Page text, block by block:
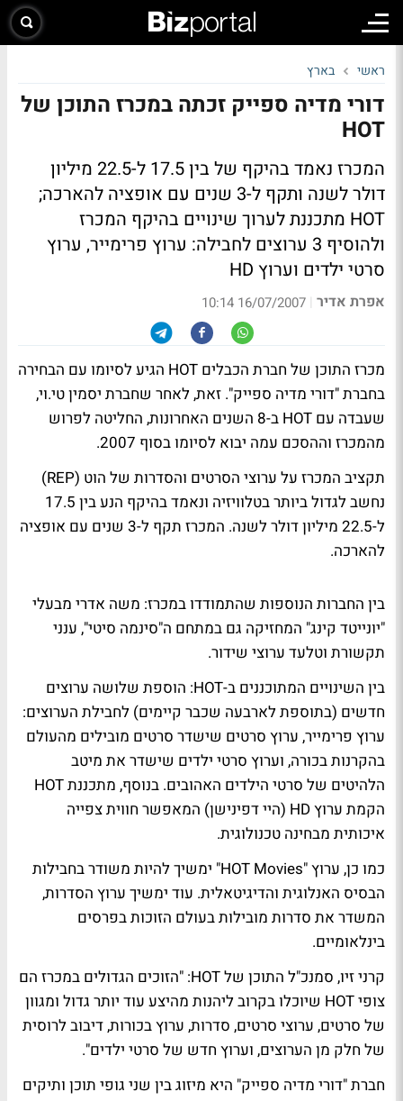
ראשי בארץ
דורי מדיה ספייק זכתה במכרז התוכן של
HOT
המכרז נאמד בהיקף של בין 17.5 ל-22.5 מיליון
דולר לשנה ותקף ל-3 שנים עם אופציה להארכה;
HOT מתכננת לערוך שינויים בהיקף המכרז
ולהוסיף 3 ערוצים לחבילה: ערוץ פרימייר, ערוץ
סרטי ילדים וערוץ HD
אפרת אדיר |
16/07/2007 10:14
מכרז התוכן של חברת הכבלים HOT הגיע לסיומו עם הבחירה
בחברת "דורי מדיה ספייק". זאת, לאחר שחברת יסמין טי.וי,
שעבדה עם HOT ב-8 השנים האחרונות, החליטה לפרוש
מהמכרז וההסכם עמה יבוא לסיומו בסוף 2007.
תקציב המכרז על ערוצי הסרטים והסדרות של הוט (REP)
נחשב לגדול ביותר בטלוויזיה ונאמד בהיקף הנע בין 17.5
ל-22.5 מיליון דולר לשנה. המכרז תקף ל-3 שנים עם אופציה
להארכה.
בין החברות הנוספות שהתמודדו במכרז: משה אדרי מבעלי
"יונייטד קינג" המחזיקה גם במתחם ה"סינמה סיטי", ענני
תקשורת וטלעד ערוצי שידור.
בין השינויים המתוכננים ב-HOT: הוספת שלושה ערוצים
חדשים (בתוספת לארבעה שכבר קיימים) לחבילת הערוצים:
ערוץ פרימייר, ערוץ סרטים שישדר סרטים מובילים מהעולם
בהקרנות בכורה, וערוץ סרטי ילדים שישדר את מיטב
הלהיטים של סרטי הילדים האהובים. בנוסף, מתכננת HOT
הקמת ערוץ HD (היי דפינישן) המאפשר חווית צפייה
איכותית מבחינה טכנולוגית.
כמו כן, ערוץ "HOT Movies" ימשיך להיות משודר בחבילות
הבסיס האנלוגית והדיגיטאלית. עוד ימשיך ערוץ הסדרות,
המשדר את סדרות מובילות בעולם הזוכות בפרסים
בינלאומיים.
קרני זיו, סמנכ"ל התוכן של HOT: "הזוכים הגדולים במכרז הם
צופי HOT שיוכלו בקרוב ליהנות מהיצע עוד יותר גדול ומגוון
של סרטים, ערוצי סרטים, סדרות, ערוץ בכורות, דיבוב לרוסית
של חלק מן הערוצים, וערוץ חדש של סרטי ילדים".
חברת "דורי מדיה ספייק" היא מיזוג בין שני גופי תוכן ותיקים